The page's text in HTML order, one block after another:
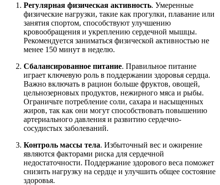
Регулярная физическая активность. Умеренные
физические нагрузки, такие как прогулки, плавание или
занятия спортом, способствуют улучшению
кровообращения и укреплению сердечной мышцы.
Рекомендуется заниматься физической активностью не
менее 150 минут в неделю.
Сбалансированное питание. Правильное питание
играет ключевую роль в поддержании здоровья сердца.
Важно включать в рацион больше фруктов, овощей,
цельнозерновых продуктов, нежирного мяса и рыбы.
Ограничьте потребление соли, сахара и насыщенных
жиров, так как они могут способствовать повышению
артериального давления и развитию сердечно-
сосудистых заболеваний.
Контроль массы тела. Избыточный вес и ожирение
являются факторами риска для сердечной
недостаточности. Поддержание здорового веса поможет
снизить нагрузку на сердце и улучшить общее состояние
здоровья.